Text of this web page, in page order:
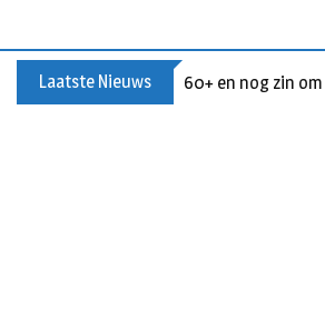
Laatste Nieuws 60+ en nog zin